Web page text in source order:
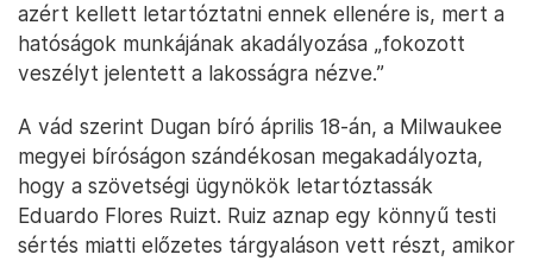
azért kellett letartóztatni ennek ellenére is, mert a
hatóságok munkájának akadályozása „fokozott
veszélyt jelentett a lakosságra nézve.”
A vád szerint Dugan bíró április 18-án, a Milwaukee
megyei bíróságon szándékosan megakadályozta,
hogy a szövetségi ügynökök letartóztassák
Eduardo Flores Ruizt. Ruiz aznap egy könnyű testi
sértés miatti előzetes tárgyaláson vett részt, amikor